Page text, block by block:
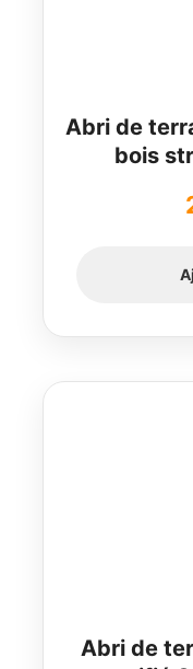
Abri de
bois
Abri de